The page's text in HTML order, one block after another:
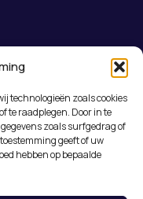
technologieën zoals cookies
te raadplegen. Door in te
zoals surfgedrag of
geeft of uw
hebben op bepaalde